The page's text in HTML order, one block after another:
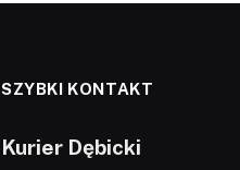
SZYBKI KONTAKT
Kurier Dębicki